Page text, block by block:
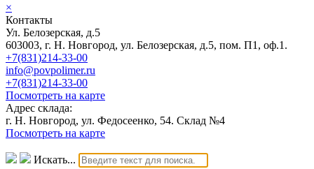
×
Контакты
Ул. Белозерская, д.5
603003, г. Н. Новгород, ул. Белозерская, д.5, пом. П1, оф.1.
+7(831)214-33-00
info@povpolimer.ru
+7(831)214-33-00
Посмотреть на карте
Адрес склада:
г. Н. Новгород, ул. Федосеенко, 54. Склад №4
Посмотреть на карте
Искать...